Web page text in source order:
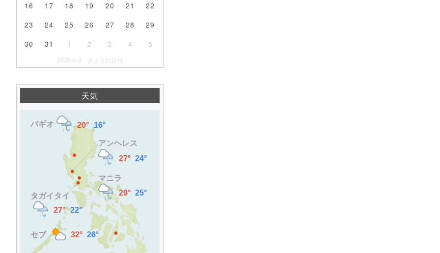
16
17 18 19 20 21
22
23
24 25 26 27 28
29
30
31 1 2 3 4 5
2026-8-8 きょうの日付
天気